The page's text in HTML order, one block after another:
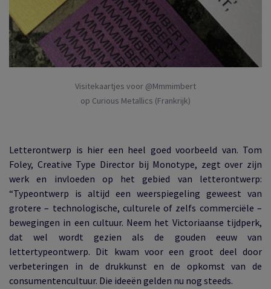
Visitekaartjes voor @Mmmimbert
op Curious Metallics (Frankrijk)
Letterontwerp is hier een heel goed voorbeeld van. Tom
Foley, Creative Type Director bij Monotype, zegt over zijn
werk en invloeden op het gebied van letterontwerp:
“Typeontwerp is altijd een weerspiegeling geweest van
grotere – technologische, culturele of zelfs commerciële –
bewegingen in een cultuur. Neem het Victoriaanse tijdperk,
dat wel wordt gezien als de gouden eeuw van
lettertypeontwerp. Dit kwam voor een groot deel door
verbeteringen in de drukkunst en de opkomst van de
consumentencultuur. Die ideeën gelden nu nog steeds.